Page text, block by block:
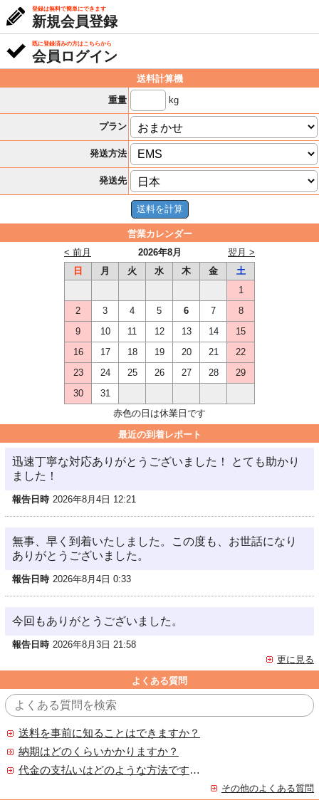
登録は無料で簡単にできます
新規会員登録
既に登録済みの方はこちらから
会員ログイン
送料計算機
重量
kg
プラン
発送方法
発送先
営業カレンダー
2026年8月
< 前月
翌月 >
日
月 火 水 木 金
土
1
2
3 4 5 6 7
8
9
10 11 12 13 14
15
16
17 18 19 20 21
22
23
24 25 26 27 28
29
30
31
赤色の日は休業日です
最近の到着レポート
迅速丁寧な対応ありがとうございました！ とても助かり
ました！
報告日時 2026年8月4日 12:21
無事、早く到着いたしました。この度も、お世話になり
ありがとうございました。
報告日時 2026年8月4日 0:33
今回もありがとうございました。
報告日時 2026年8月3日 21:58
更に見る
よくある質問
送料を事前に知ることはできますか？
納期はどのくらいかかりますか？
代金の支払いはどのような方法ですか？
その他のよくある質問